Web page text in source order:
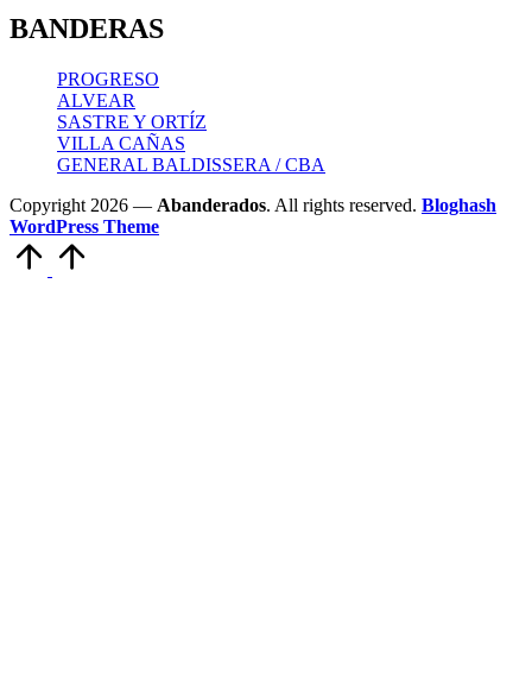
BANDERAS
PROGRESO
ALVEAR
SASTRE Y ORTÍZ
VILLA CAÑAS
GENERAL BALDISSERA / CBA
Copyright 2026 — Abanderados. All rights reserved. Bloghash
WordPress Theme